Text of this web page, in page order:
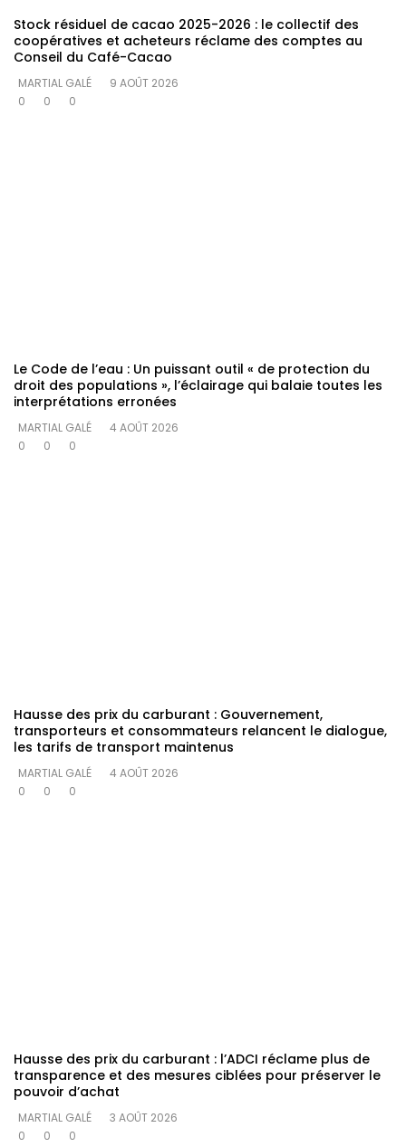
Stock résiduel de cacao 2025-2026 : le collectif des
coopératives et acheteurs réclame des comptes au
Conseil du Café-Cacao
MARTIAL GALÉ
9 AOÛT 2026
0
0 0
Le Code de l’eau : Un puissant outil « de protection du
droit des populations », l’éclairage qui balaie toutes les
interprétations erronées
MARTIAL GALÉ
4 AOÛT 2026
0
0 0
Hausse des prix du carburant : Gouvernement,
transporteurs et consommateurs relancent le dialogue,
les tarifs de transport maintenus
MARTIAL GALÉ
4 AOÛT 2026
0
0 0
Hausse des prix du carburant : l’ADCI réclame plus de
transparence et des mesures ciblées pour préserver le
pouvoir d’achat
MARTIAL GALÉ
3 AOÛT 2026
0
0 0